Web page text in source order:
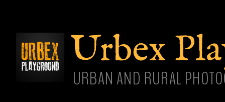
Urbex
URBAN AND RURAL